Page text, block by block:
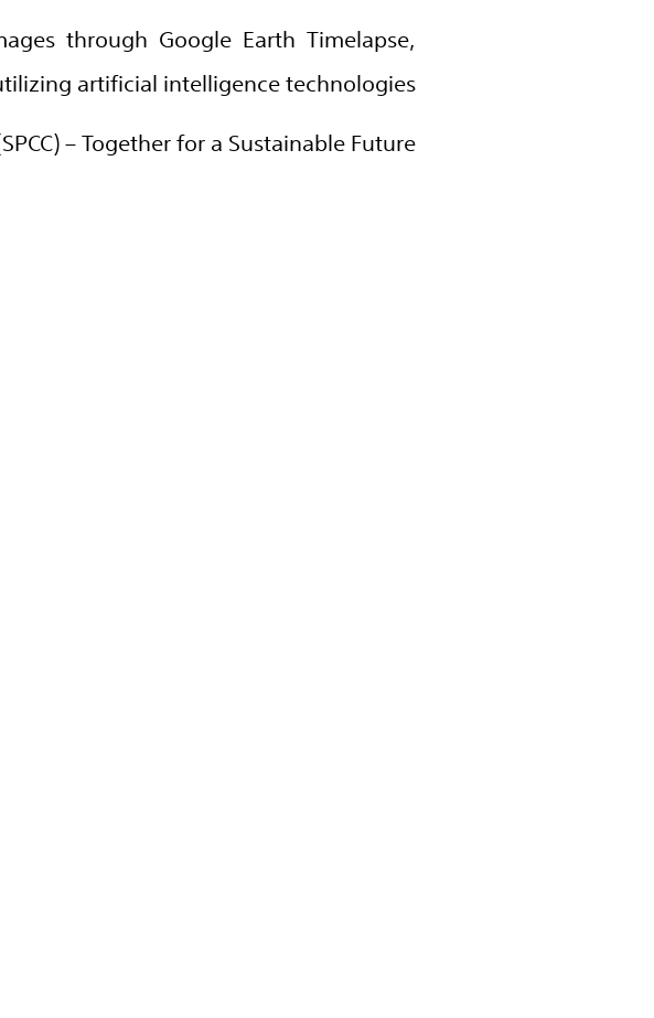
through Google Earth Timelapse,
artificial intelligence technologies.
– Together for a Sustainable Future!